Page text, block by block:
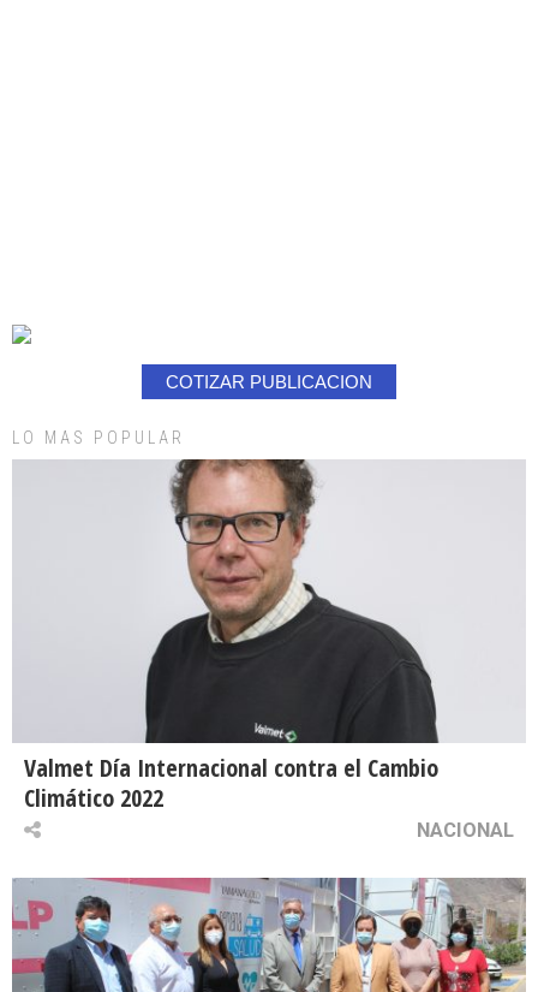
COTIZAR PUBLICACION
LO MAS POPULAR
Valmet Día Internacional contra el Cambio
Climático 2022
NACIONAL